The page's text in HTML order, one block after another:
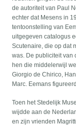
de autoriteit van Paul
echter dat Mesens in
tentoonstelling van
uitgegeven catalogus
Scutenaire, die op dat
was. De publiciteit van
hen die middelerwijl
Giorgio de Chirico,
Marc. Eemans
Toen het Stedelijk
wijdde aan de
en zijn vrienden